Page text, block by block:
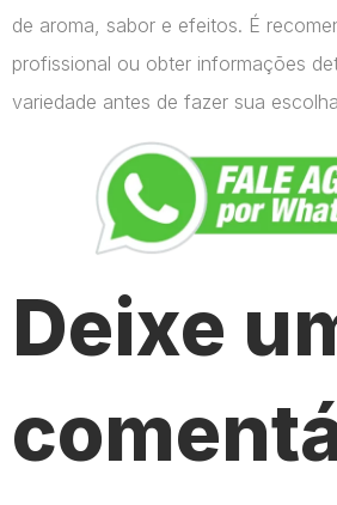
de aroma, sabor e efeitos. É
profissional ou obter informações
variedade antes de fazer sua
Deixe